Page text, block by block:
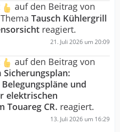
auf den Beitrag von
Tausch Kühlergrill
reagiert.
21. Juli 2026 um 20:09
auf den Beitrag von
Sicherungsplan:
und
elektrischen
Touareg CR. reagiert.
13. Juli 2026 um 16:29